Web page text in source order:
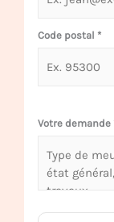
Code postal *
Votre demande